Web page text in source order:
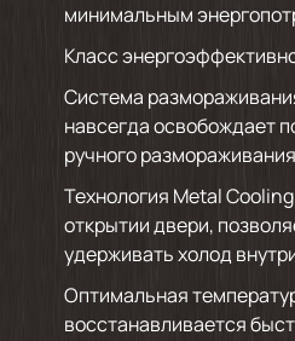
минимальным
Класс
Система
навсегда освобождает
ручного
Технология Metal
открытии двери,
удерживать холод
Оптимальная
восстанавливается